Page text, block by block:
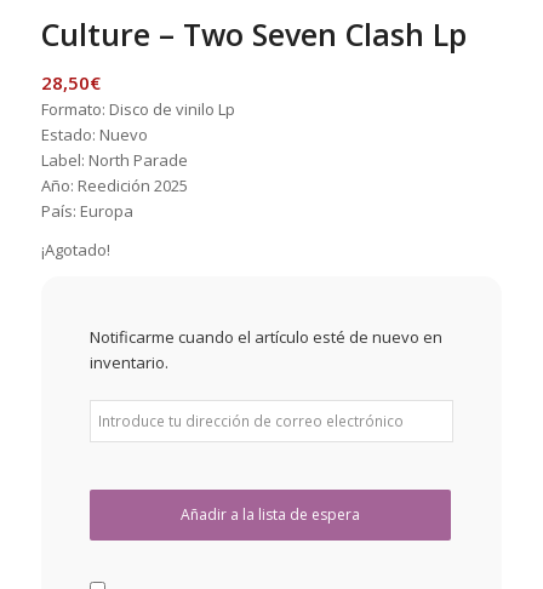
Culture – Two Seven Clash Lp
28,50€
Formato: Disco de vinilo Lp
Estado: Nuevo
Label: North Parade
Año: Reedición 2025
País: Europa
¡Agotado!
Notificarme cuando el artículo esté de nuevo en
inventario.